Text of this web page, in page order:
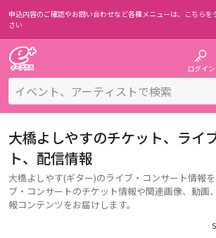
申込内容のご確認やお問い合わせなど各種メニューは、 こちらを
さい
ログイン
大橋よしやすのチケット、ライ
ト、配信情報
大橋よしやす(ギター)のライブ・コンサート情報
ブ・コンサートのチケット情報や関連画像、動画
報コンテンツをお届けします。